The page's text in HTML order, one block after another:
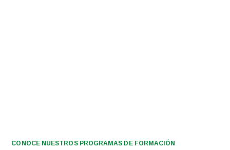
CONOCE NUESTROS PROGRAMAS DE FORMACIÓN